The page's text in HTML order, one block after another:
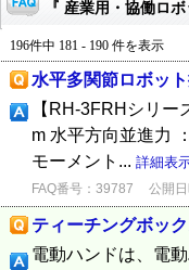
『 産業用・協働ロ
196件中 181 - 190 件を表示
水平多関節ロボッ
【RH-3FRHシリー
m 水平方向並進力
モーメント... 詳細表
FAQ番号：39787 公開
ティーチングボッ
電動ハンドは、電